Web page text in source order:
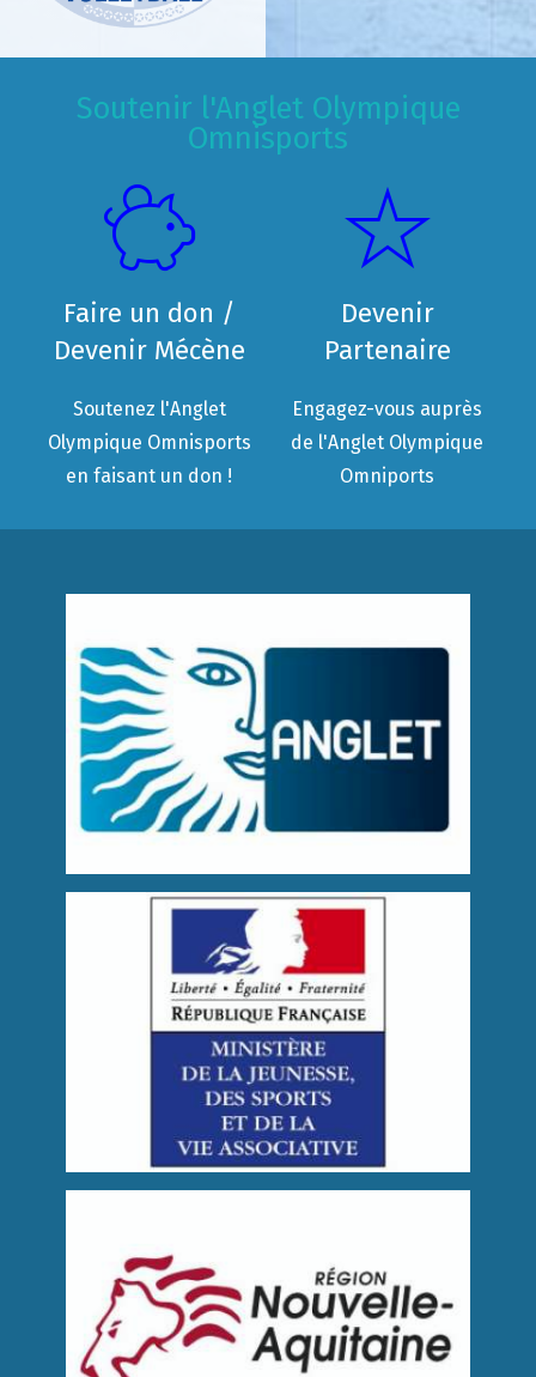
Soutenir l'Anglet Olympique
Omnisports
Faire un don /
Devenir Mécène
Soutenez l'Anglet
Olympique Omnisports
en faisant un don !
Devenir
Partenaire
Engagez-vous auprès
de l'Anglet Olympique
Omniports